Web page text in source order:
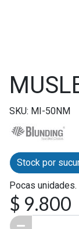
SKU: MI-50NM
Stock por
Pocas unidades.
$ 9.800